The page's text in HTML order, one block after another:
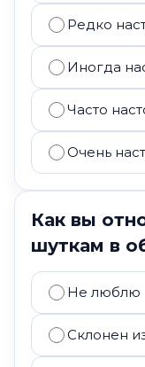
Редко
Иногда
Часто
Очень
Как вы
шуткам в
Не люблю
Склонен